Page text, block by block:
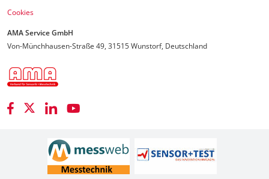
Cookies
AMA Service GmbH
Von-Münchhausen-Straße 49, 31515 Wunstorf, Deutschland